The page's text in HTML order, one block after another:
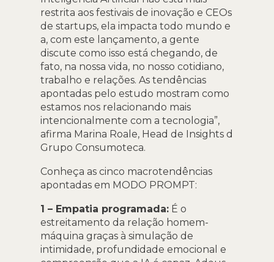
restrita aos festivais de inovação e CEOs
de startups, ela impacta todo mundo e
a, com este lançamento, a gente
discute como isso está chegando, de
fato, na nossa vida, no nosso cotidiano,
trabalho e relações. As tendências
apontadas pelo estudo mostram como
estamos nos relacionando mais
intencionalmente com a tecnologia”,
afirma Marina Roale, Head de Insights d
Grupo Consumoteca.
Conheça as cinco macrotendências
apontadas em MODO PROMPT:
1 – Empatia programada: É o
estreitamento da relação homem-
máquina graças à simulação de
intimidade, profundidade emocional e